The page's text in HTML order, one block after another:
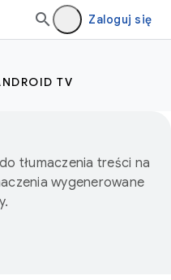
Zaloguj się
TV
tłumaczenia treści na
wygenerowane